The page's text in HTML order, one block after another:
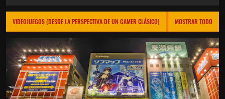
VIDEOJUEGOS (DESDE LA PERSPECTIVA DE UN GAMER CLÁSICO) MOSTRAR TODO